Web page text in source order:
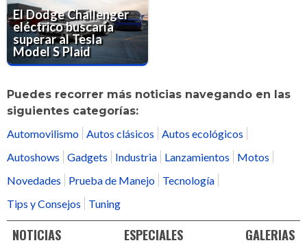
El Dodge Challenger
eléctrico buscaría
superar al Tesla
Model S Plaid
Puedes recorrer más noticias navegando en las
siguientes categorías:
Automovilismo Autos clásicos
Autos ecológicos
Autoshows
Gadgets Industria Lanzamientos
Motos
Novedades
Prueba de Manejo
Tecnología
Tips y Consejos
Tuning
NOTICIAS ESPECIALES GALERIAS